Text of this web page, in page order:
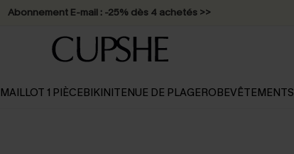
Abonnement E-mail : -25% dès 4 achetés >>
MAILLOT 1 PIÈCEBIKINITENUE DE PLAGEROBEVÊTEMENTS